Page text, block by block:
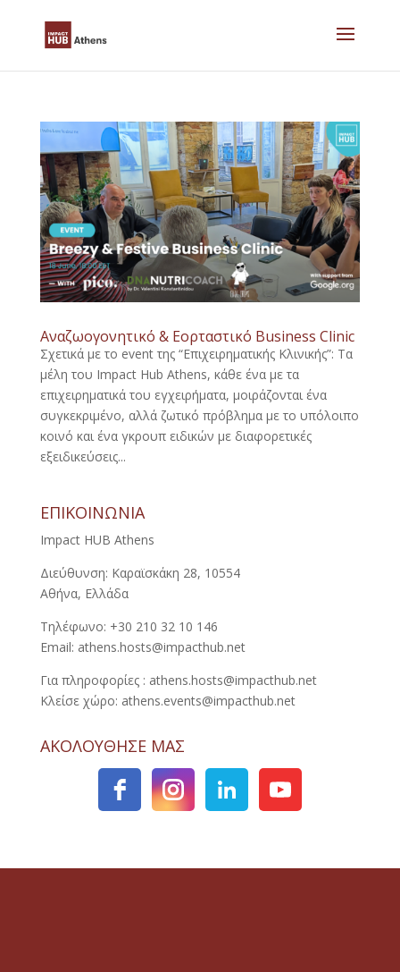
Αναζωογονητικό & Εορταστικό Business Clinic
Σχετικά με το event της “Επιχειρηματικής Κλινικής”: Τα
μέλη του Impact Hub Athens, κάθε ένα με τα
επιχειρηματικά του εγχειρήματα, μοιράζονται ένα
συγκεκριμένο, αλλά ζωτικό πρόβλημα με το υπόλοιπο
κοινό και ένα γκρουπ ειδικών με διαφορετικές
εξειδικεύσεις...
ΕΠΙΚΟΙΝΩΝΙΑ
Impact HUB Athens
Διεύθυνση: Καραϊσκάκη 28, 10554
Αθήνα, Ελλάδα
Τηλέφωνο: +30 210 32 10 146
Email: athens.hosts@impacthub.net
Για πληροφορίες : athens.hosts@impacthub.net
Κλείσε χώρο: athens.events@impacthub.net
ΑΚΟΛΟΥΘΗΣΕ ΜΑΣ